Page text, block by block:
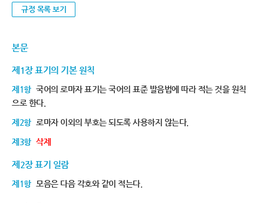
규정 목록 보기
본문
제1장 표기의 기본 원칙
제1항 국어의 로마자 표기는 국어의 표준 발음법에 따라 적는 것을 원칙
으로 한다.
제2항 로마자 이외의 부호는 되도록 사용하지 않는다.
제3항 삭제
제2장 표기 일람
제1항 모음은 다음 각호와 같이 적는다.